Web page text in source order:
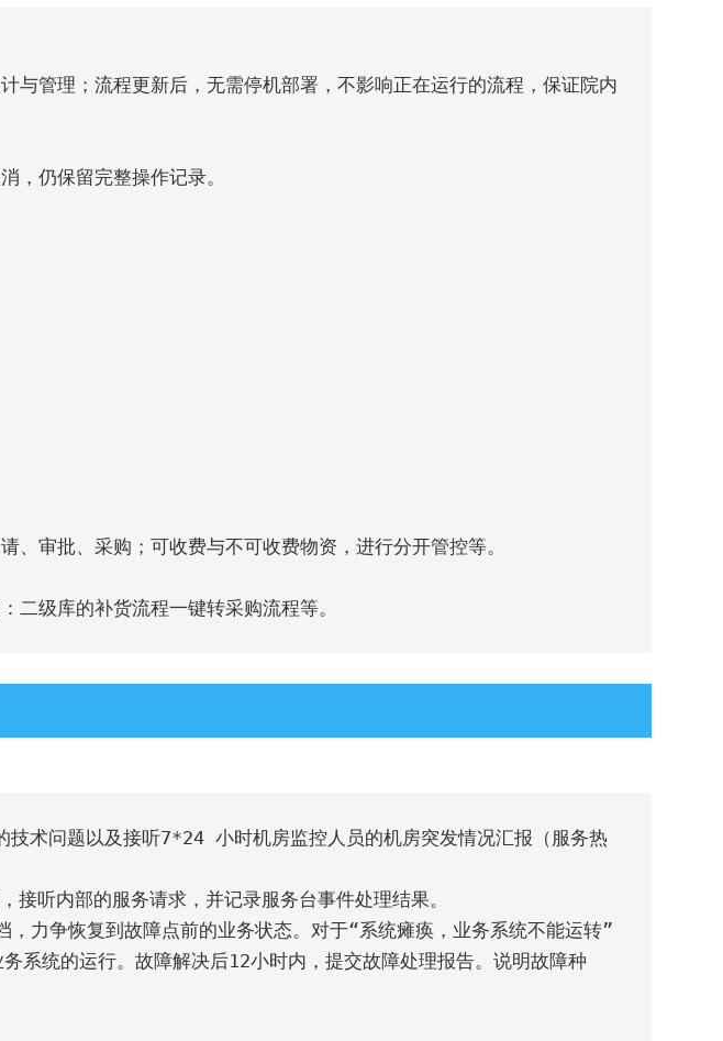
与管理；流程更新后，无需停机部署，不影响正在运行的流程，保证院内
二级库的补货流程一键转采购流程等。
术问题以及接听7*24 小时机房监控人员的机房突发情况汇报（服务热
听内部的服务请求，并记录服务台事件处理结果。
力争恢复到故障点前的业务状态。对于“系统瘫痪，业务系统不能运转”
系统的运行。故障解决后12小时内，提交故障处理报告。说明故障种